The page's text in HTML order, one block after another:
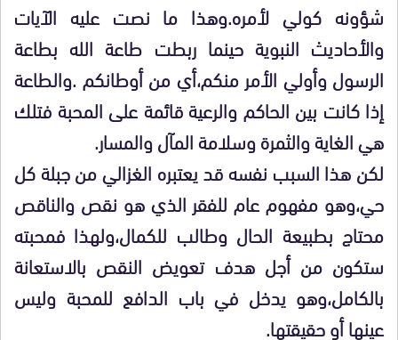
شؤونه كولي لأمره.وهذا ما نصت عليه الآيات
والأحاديث النبوية حينما ربطت طاعة الله بطاعة
الرسول وأولي الأمر منكم،أي من أوطانكم .والطاعة
إذا كانت بين الحاكم والرعية قائمة على المحبة فتلك
هي الغاية والثمرة وسلامة المآل والمسار.
لكن هذا السبب نفسه قد يعتبره الغزالي من جبلة كل
حي،وهو مفهوم عام للفقر الذي هو نقص والناقص
محتاج بطبيعة الحال وطالب للكمال،ولهذا فمحبته
ستكون من أجل هدف تعويض النقص بالاستعانة
بالكامل،وهو يدخل في باب الدافع للمحبة وليس
عينها أو حقيقتها.